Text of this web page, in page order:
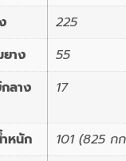
225
าง
55
ลาง
17
หนัก
101 (825